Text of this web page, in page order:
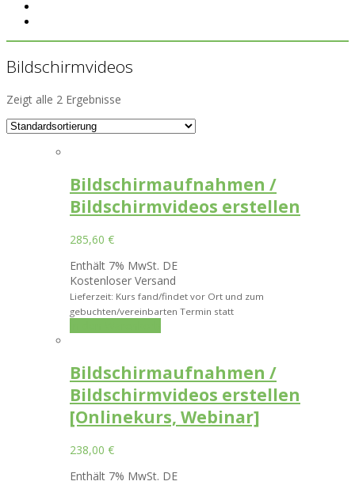
Bildschirmvideos
Zeigt alle 2 Ergebnisse
Bildschirmaufnahmen /
Bildschirmvideos erstellen
285,60 €
Enthält 7% MwSt. DE
Kostenloser Versand
Lieferzeit: Kurs fand/findet vor Ort und zum
gebuchten/vereinbarten Termin statt
Bildschirmaufnahmen /
Bildschirmvideos erstellen
[Onlinekurs, Webinar]
238,00 €
Enthält 7% MwSt. DE